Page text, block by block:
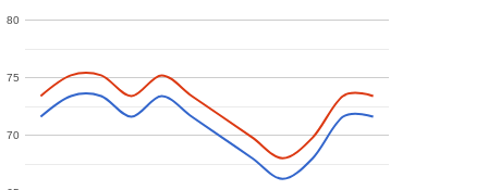
70
75
80